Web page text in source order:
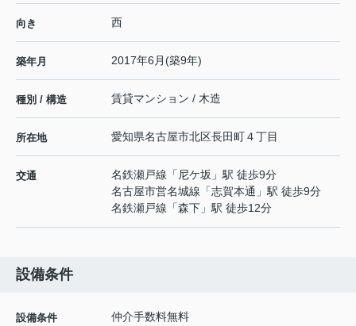
向き 西
築年月 2017年6月(築9年)
種別 / 構造 賃貸マンション / 木造
所在地 愛知県名古屋市北区長田町４丁目
交通 名鉄瀬戸線 「 尼ケ坂 」駅 徒歩9分
名古屋市営名城線 「志賀本通 」駅 徒歩9分
名鉄瀬戸線 「森下 」駅 徒歩12分
設備条件
設備条件
仲介手数料無料